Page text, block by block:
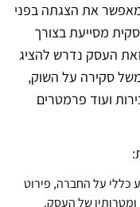
את הצגתה בפני
מסייעת בצורך
זאת העסק נדרש להציג
סקירה על השוק,
ועוד פרמטרים
כללי על החברה, פירוט
ומטרותיו של העסק.